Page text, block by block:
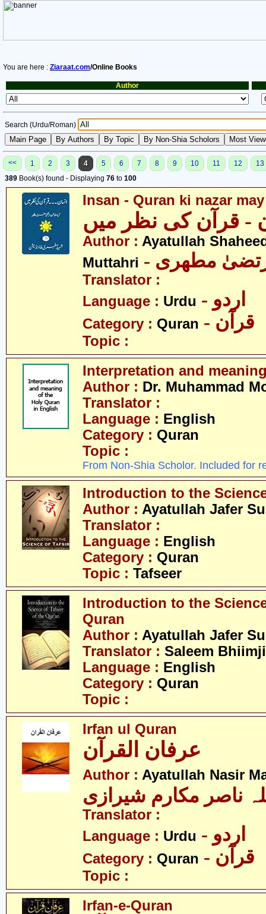
You are here : Ziaraat.com/Online Books
Author
Search (Urdu/Roman)
<< 1 2 3 4 5 6 7 8 9 10 11 12
13
389 Book(s) found - Displaying 76 to 100
Insan - Quran ki nazar may
- قرآن کی نظر میں
Author : Ayatullah
Muttahri
مطھری
Translator :
Language : Urdu - اردو
Category : Quran - قرآن
Topic :
Interpretation and
Author : Dr. Muhammad
Translator :
Language : English
Category : Quran
Topic :
From Non-Shia Scholor. Included for
Introduction to the
Author : Ayatullah Jafer
Translator :
Language : English
Category : Quran
Topic : Tafseer
Introduction to the
Quran
Author : Ayatullah Jafer
Translator : Saleem Bhiimji
Language : English
Category : Quran
Topic :
Irfan ul Quran
عرفان القرآن
Author : Ayatullah Nasir
ناصر مکارم شیرازی
Translator :
Language : Urdu - اردو
Category : Quran - قرآن
Topic :
Irfan-e-Quran